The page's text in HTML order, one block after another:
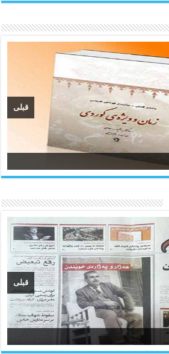
قبلی
قبلی